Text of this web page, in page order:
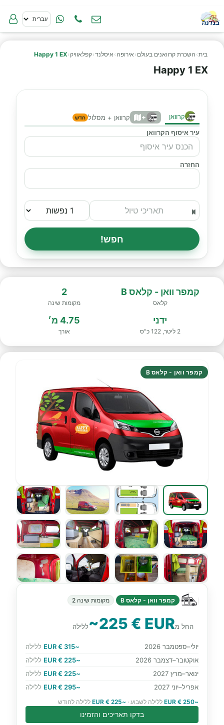
בית› השכרת קרוואנים בעולם › אירופה › איסלנד›קפלאוויק›
Happy 1 EX
Happy 1 EX
קרוואן + קרוואן + מסלול חדש
עיר איסוף הקרוואן
החזרה
חפש!
קמפר וואן - קלאס B
קלאס
2
מקומות שינה
ידני
2 ליטר, 122 כ"ס
4.75 מ׳
אורך
קמפר וואן - קלאס B
קמפר וואן - קלאס B מקומות שינה 2
החל מ~225 € EURללילה
יולי–ספטמבר 2026 ~315 € EUR
ללילה
אוקטובר–דצמבר 2026
~225 € EUR
ללילה
ינואר–מרץ 2027
~225 € EUR
ללילה
אפריל–יוני 2027
~295 € EUR ללילה
~250 € EUR ללילה לשבוע · ~225 € EUR ללילה לחודש
בדקו תאריכים והזמינו